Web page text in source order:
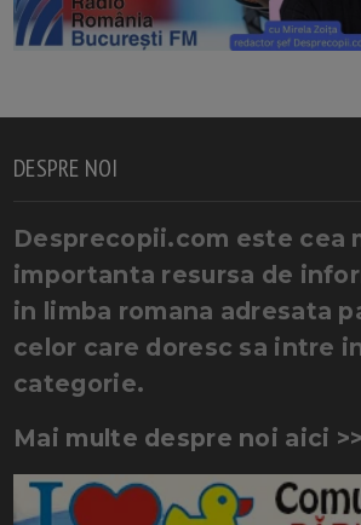
DESPRE NOI
Desprecopii.com este cea
importanta resursa de
in limba romana adresata
celor care doresc sa intre
categorie.
Mai multe despre noi aici >>